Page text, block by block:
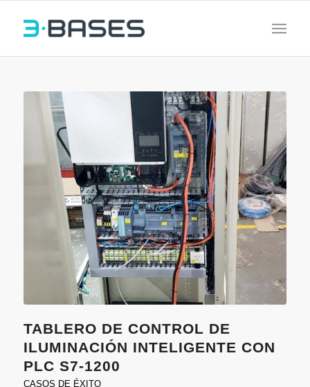
TABLERO DE CONTROL DE
ILUMINACIÓN INTELIGENTE CON
PLC S7-1200
CASOS DE ÉXITO